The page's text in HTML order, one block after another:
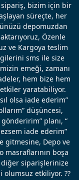
bizim için bir
süreçte, her
depomuzdan
Özenle
ve Kargoya teslim
sms ile size
emeği, zamanı
hem bize hem
yaratabiliyor.
olsa iade ederim”
düşüncesi,
planı, “
iade ederim”
gitmesine, Depo ve
masraflarının boşa
diğer siparişlerinize
olumsuz etkiliyor. ??